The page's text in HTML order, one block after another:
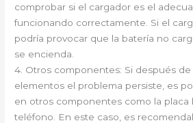
comprobar si el cargador es el
funcionando correctamente. Si el
podría provocar que la batería no
se encienda.
4. Otros componentes: Si después
elementos el problema persiste, es
en otros componentes como la placa
teléfono. En este caso, es